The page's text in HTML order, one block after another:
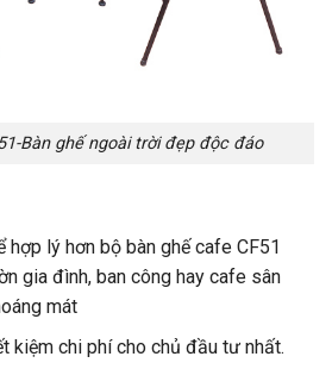
Bàn ghế ngoài trời đẹp độc đáo
hợp lý hơn bộ bàn ghế cafe CF51
gia đình, ban công hay cafe sân
mát
kiệm chi phí cho chủ đầu tư nhất.